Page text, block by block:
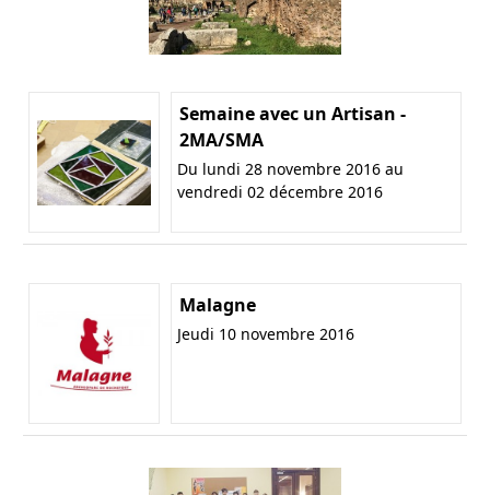
Semaine avec un Artisan -
2MA/SMA
Du lundi 28 novembre 2016 au
vendredi 02 décembre 2016
Malagne
Jeudi 10 novembre 2016